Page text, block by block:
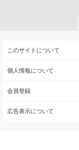
このサイトについて
個人情報について
会員登録
広告表示について